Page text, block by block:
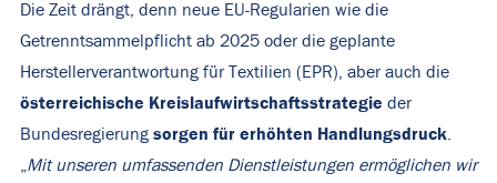
Die Zeit drängt, denn neue EU-Regularien wie die
Getrenntsammelpflicht ab 2025 oder die geplante
Herstellerverantwortung für Textilien (EPR), aber auch die
österreichische Kreislaufwirtschaftsstrategie der
Bundesregierung sorgen für erhöhten Handlungsdruck
Mit unseren umfassenden Dienstleistungen ermöglichen wir